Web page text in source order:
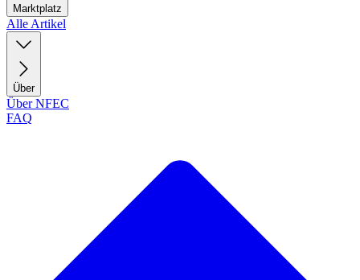
Marktplatz
Alle Artikel
Über
Über NFEC
FAQ